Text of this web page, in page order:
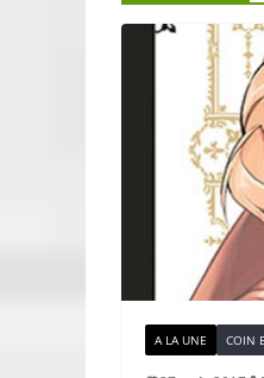
A LA UNE COIN